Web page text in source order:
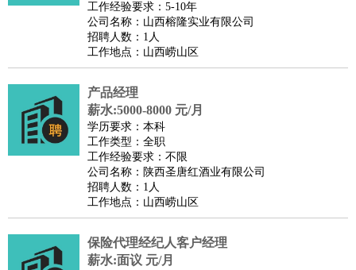
工作经验要求：5-10年
公司名称：山西榕隆实业有限公司
招聘人数：1人
工作地点：山西崂山区
产品经理
薪水:5000-8000 元/月
学历要求：本科
工作类型：全职
工作经验要求：不限
公司名称：陕西圣唐红酒业有限公司
招聘人数：1人
工作地点：山西崂山区
保险代理经纪人客户经理
薪水:面议 元/月